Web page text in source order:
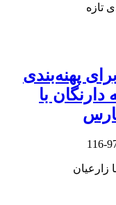
تازه
پهنه‌بندی
با
97-
زارعیان